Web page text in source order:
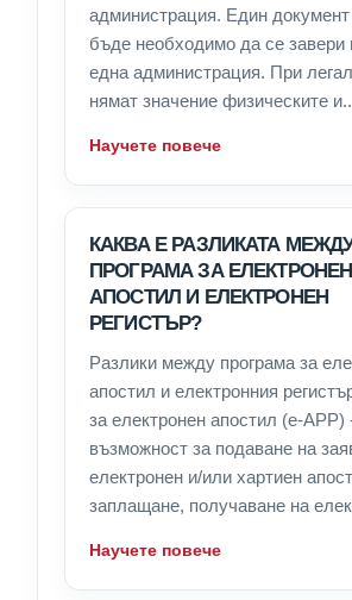
администрация. Един
бъде необходимо да се завери
една администрация. При
нямат значение физическите
Научете повече
КАКВА Е РАЗЛИКАТА
ПРОГРАМА ЗА ЕЛЕКТРОНЕН
АПОСТИЛ И ЕЛЕКТРОНЕН
РЕГИСТЪР?
Разлики между програма за
апостил и електронния
за електронен апостил (e-APP)
възможност за подаване на
електронен и/или хартиен
заплащане, получаване на
Научете повече